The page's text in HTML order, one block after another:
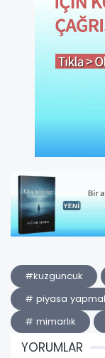
#kuzguncuk
# piyasa
# mimarlık
YORUMLAR